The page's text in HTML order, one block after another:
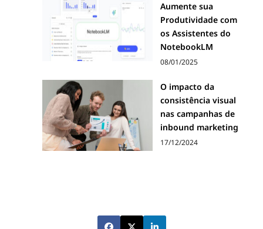
Aumente sua
Produtividade com
os Assistentes do
NotebookLM
08/01/2025
O impacto da
consistência visual
nas campanhas de
inbound marketing
17/12/2024